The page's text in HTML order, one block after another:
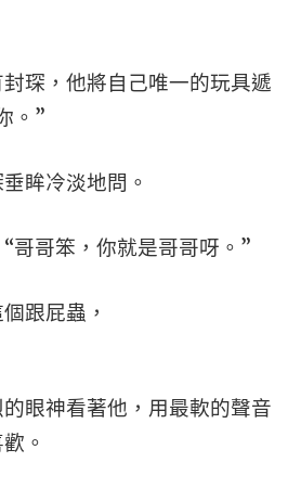
琛，他將自己唯一的玩具遞
。”
眸冷淡地問。
哥哥笨，你就是哥哥呀。”
跟屁蟲，
眼神看著他，用最軟的聲音
。